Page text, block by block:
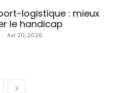
logistique : mieux
le handicap
- Avr 20, 2026